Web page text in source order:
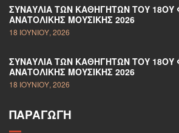
ΣΥΝΑΥΛΊΑ ΤΩΝ ΚΑΘΗΓΗΤΏΝ ΤΟΥ 18ΟΥ
ΑΝΑΤΟΛΙΚΉΣ ΜΟΥΣΙΚΉΣ 2026
18 ΙΟΥΝΊΟΥ, 2026
ΣΥΝΑΥΛΊΑ ΤΩΝ ΚΑΘΗΓΗΤΏΝ ΤΟΥ 18ΟΥ
ΑΝΑΤΟΛΙΚΉΣ ΜΟΥΣΙΚΉΣ 2026
18 ΙΟΥΝΊΟΥ, 2026
ΠΑΡΑΓΩΓΉ